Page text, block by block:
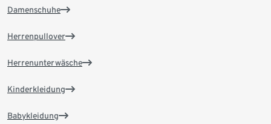
Damenschuhe
Herrenpullover
Herrenunterwäsche
Kinderkleidung
Babykleidung